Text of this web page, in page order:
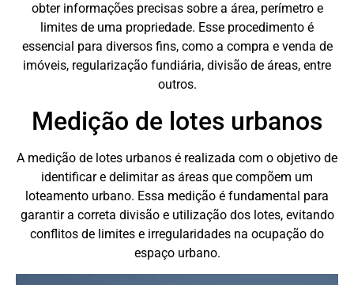
obter informações precisas sobre a área, perímetro e
limites de uma propriedade. Esse procedimento é
essencial para diversos fins, como a compra e venda de
imóveis, regularização fundiária, divisão de áreas, entre
outros.
Medição de lotes urbanos
A medição de lotes urbanos é realizada com o objetivo de
identificar e delimitar as áreas que compõem um
loteamento urbano. Essa medição é fundamental para
garantir a correta divisão e utilização dos lotes, evitando
conflitos de limites e irregularidades na ocupação do
espaço urbano.